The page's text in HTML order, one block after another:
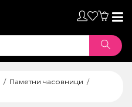
Паметни часовници